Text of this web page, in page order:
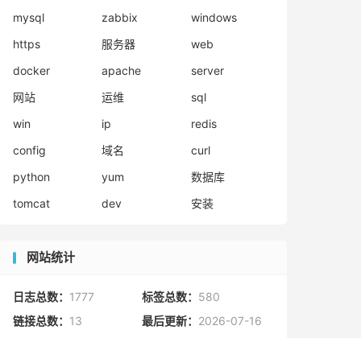
mysql zabbix
windows
https
服务器
web
docker
apache
server
网站
运维
sql
win
ip
redis
config
域名
curl
python
yum
数据库
tomcat
dev 安装
网站统计
日志总数： 1777 标签总数： 580
链接总数： 13 最后更新： 2026-07-16